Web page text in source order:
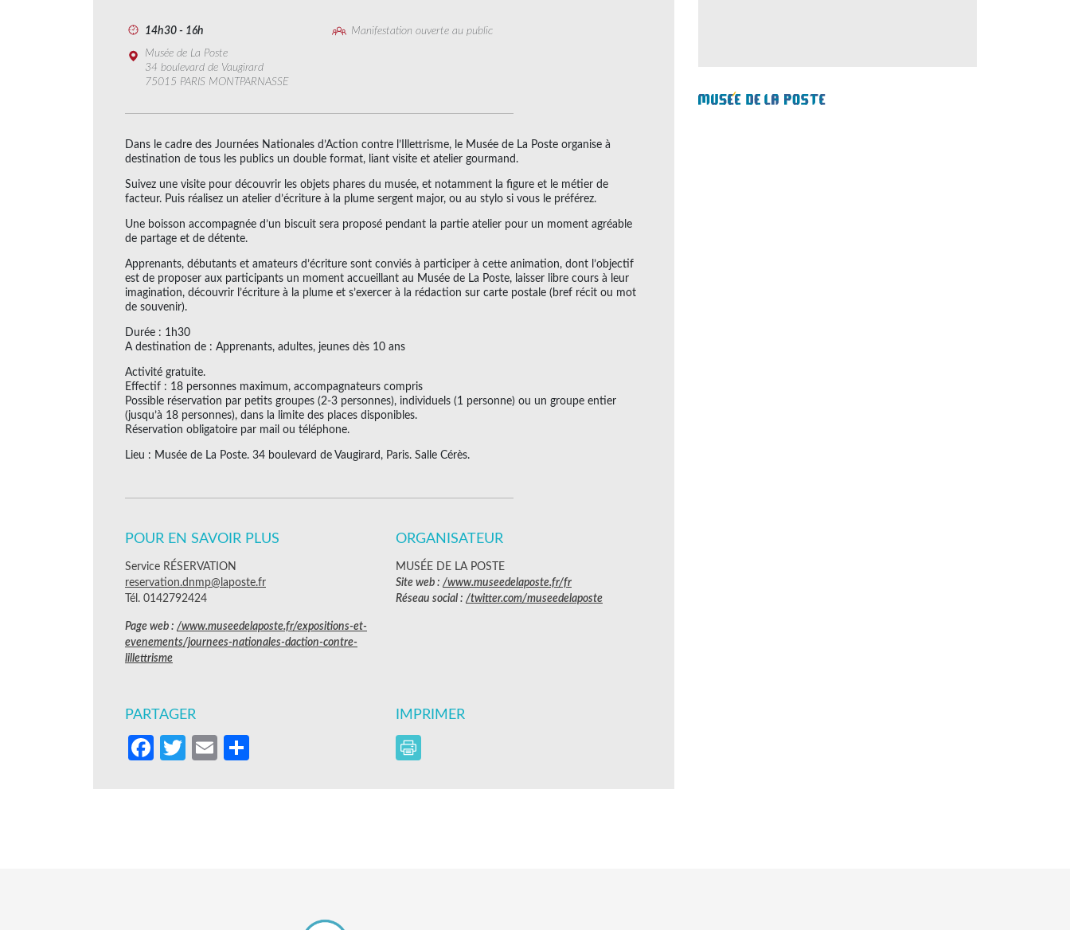
14h30 - 16h
Manifestation ouverte au public
Musée de La Poste
34 boulevard de Vaugirard
75015 PARIS MONTPARNASSE
Dans le cadre des Journées Nationales d’Action contre l’Illettrisme, le Musée de La Poste organise à
destination de tous les publics un double format, liant visite et atelier gourmand.
Suivez une visite pour découvrir les objets phares du musée, et notamment la figure et le métier de
facteur. Puis réalisez un atelier d’écriture à la plume sergent major, ou au stylo si vous le préférez.
Une boisson accompagnée d’un biscuit sera proposé pendant la partie atelier pour un moment agréable
de partage et de détente.
Apprenants, débutants et amateurs d’écriture sont conviés à participer à cette animation, dont l’objectif
est de proposer aux participants un moment accueillant au Musée de La Poste, laisser libre cours à leur
imagination, découvrir l’écriture à la plume et s’exercer à la rédaction sur carte postale (bref récit ou mot
de souvenir).
Durée : 1h30
A destination de : Apprenants, adultes, jeunes dès 10 ans
Activité gratuite.
Effectif : 18 personnes maximum, accompagnateurs compris
Possible réservation par petits groupes (2-3 personnes), individuels (1 personne) ou un groupe entier
(jusqu’à 18 personnes), dans la limite des places disponibles.
Réservation obligatoire par mail ou téléphone.
Lieu : Musée de La Poste. 34 boulevard de Vaugirard, Paris. Salle Cérès.
POUR EN SAVOIR PLUS
Service RÉSERVATION
reservation.dnmp@laposte.fr
Tél. 0142792424
Page web : /www.museedelaposte.fr/expositions-et-
evenements/journees-nationales-daction-contre-
lillettrisme
ORGANISATEUR
MUSÉE DE LA POSTE
Site web : /www.museedelaposte.fr/fr
Réseau social : /twitter.com/museedelaposte
PARTAGER
Facebook
Twitter
Email
IMPRIMER